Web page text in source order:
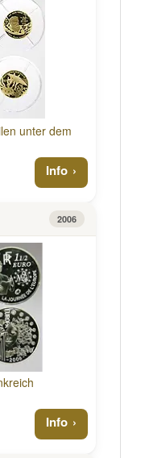
unter dem
Info
2006
Info